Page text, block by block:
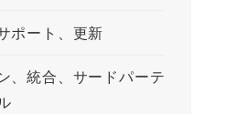
ポート、更新
、統合、サードパーテ